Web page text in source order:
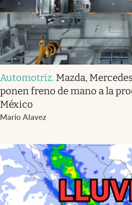
Automotriz. Mazda,
ponen freno de mano a la
México
Mario Alavez